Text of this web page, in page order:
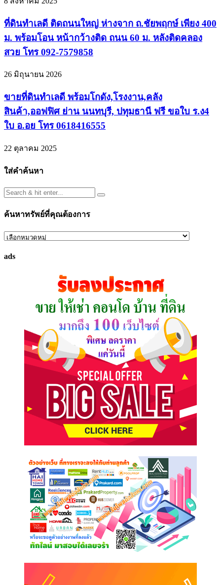
ที่ดินทำเลดี ติดถนนใหญ่ ห่างจาก ถ.ชัยพฤกษ์ เพียง 400
ม. พร้อมโอน หน้ากว้างติด ถนน 60 ม. หลังติดคลอง
สวย โทร 092-7579858
26 มิถุนายน 2026
ขายที่ดินทำเลดี พร้อมโกดัง,โรงงาน,คลัง
สินค้า,ออฟฟิศ ย่าน นนทบุรี, ปทุมธานี ฟรี ขอใบ ร.ง4
ใบ อ.อย โทร 0618416555
22 ตุลาคม 2025
ใส่คำค้นหา
ค้นหาทรัพย์ที่คุณต้องการ
ค้นหา
ที่
ads